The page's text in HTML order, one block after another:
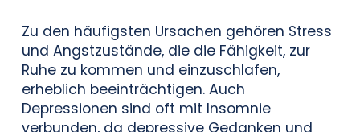
Zu den häufigsten Ursachen gehören Stress
und Angstzustände, die die Fähigkeit, zur
Ruhe zu kommen und einzuschlafen,
erheblich beeinträchtigen. Auch
Depressionen sind oft mit Insomnie
verbunden, da depressive Gedanken und